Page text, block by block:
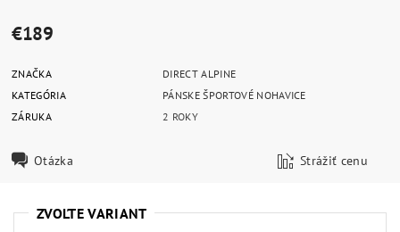
€189
ZNAČKA
DIRECT ALPINE
KATEGÓRIA
PÁNSKE ŠPORTOVÉ NOHAVICE
ZÁRUKA
2 ROKY
Otázka Strážiť cenu
ZVOĽTE VARIANT